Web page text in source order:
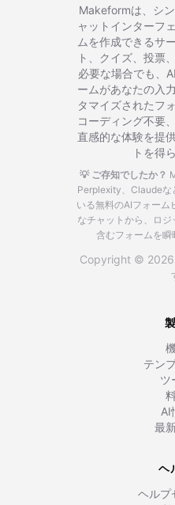
Makeformは、シ
ャットインターフ
ムを作成できるサ
ト、クイズ、投票
必要な場合でも、
ームがあなたの入
タマイズされたフ
コーディング不要
直感的な体験を提
トを得
💡 ご存知でしたか？
Perplexity、Claudeな
いる無料のAIフォーム
なチャットから、ロ
含むフォームを瞬
Copyright © 2026
テン
ツ
AI
最
ヘ
ヘルプ